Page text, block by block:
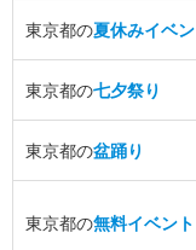
東京都の夏休みイベ
東京都の七夕祭り
東京都の盆踊り
東京都の無料イベント